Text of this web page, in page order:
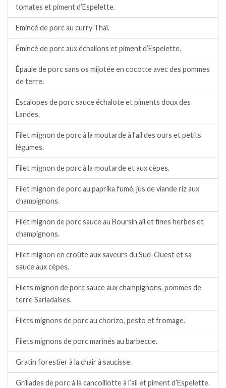
tomates et piment d’Espelette.
Emincé de porc au curry Thaï.
Émincé de porc aux échalions et piment d’Espelette.
Épaule de porc sans os mijotée en cocotte avec des pommes
de terre.
Escalopes de porc sauce échalote et piments doux des
Landes.
Filet mignon de porc à la moutarde à l’ail des ours et petits
légumes.
Filet mignon de porc à la moutarde et aux cèpes.
Filet mignon de porc au paprika fumé, jus de viande riz aux
champignons.
Filet mignon de porc sauce au Boursin ail et fines herbes et
champignons.
Filet mignon en croûte aux saveurs du Sud-Ouest et sa
sauce aux cèpes.
Filets mignon de porc sauce aux champignons, pommes de
terre Sarladaises.
Filets mignons de porc au chorizo, pesto et fromage.
Filets mignons de porc marinés au barbecue.
Gratin forestier à la chair à saucisse.
Grillades de porc à la cancoillotte à l’ail et piment d’Espelette.